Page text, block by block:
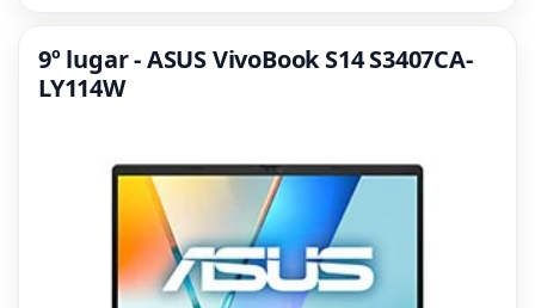
9º lugar - ASUS VivoBook S14 S3407CA-
LY114W